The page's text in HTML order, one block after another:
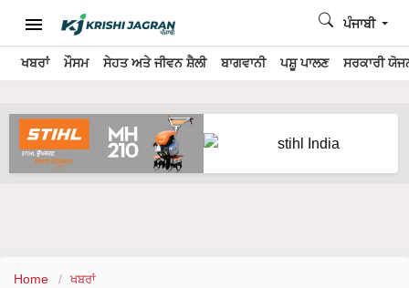
ਖਬਰਾਂ ਮੌਸਮ ਸੇਹਤ ਅਤੇ ਜੀਵਨ ਸ਼ੈਲੀ ਬਾਗਵਾਨੀ ਪਸ਼ੂ ਪਾਲਣ ਸਰਕਾਰੀ
ਪੰਜਾਬੀ
Home ਖਬਰਾਂ